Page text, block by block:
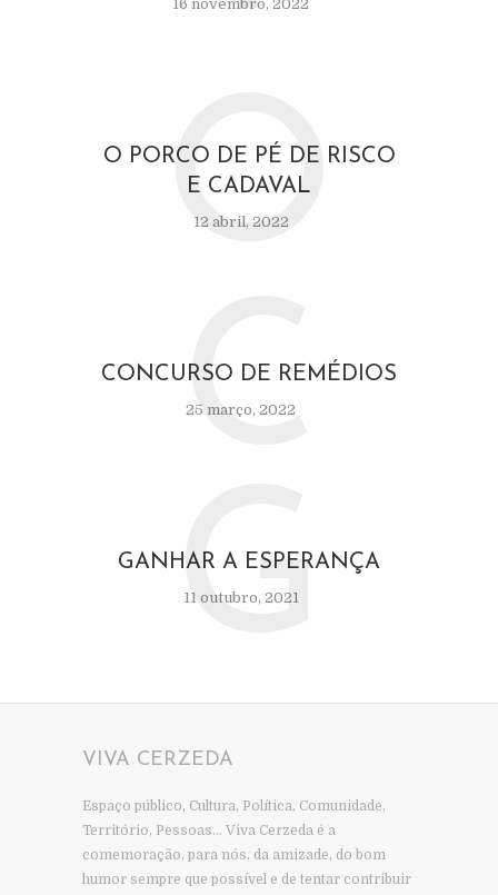
16 novembro, 2022
O PORCO DE PÉ DE RISCO
E CADAVAL
12 abril, 2022
O
CONCURSO DE REMÉDIOS
25 março, 2022
C
GANHAR A ESPERANÇA
11 outubro, 2021
G
VIVA CERZEDA
Espaço público, Cultura, Política, Comunidade,
Território, Pessoas… Viva Cerzeda é a
comemoração, para nós, da amizade, do bom
humor sempre que possível e de tentar contribuir